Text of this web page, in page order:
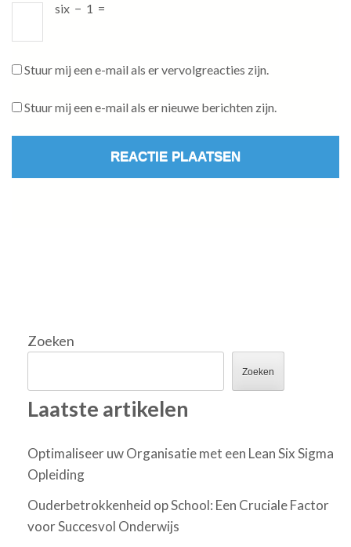
six − 1 =
Stuur mij een e-mail als er vervolgreacties zijn.
Stuur mij een e-mail als er nieuwe berichten zijn.
Zoeken
Zoeken
Laatste artikelen
Optimaliseer uw Organisatie met een Lean Six Sigma
Opleiding
Ouderbetrokkenheid op School: Een Cruciale Factor
voor Succesvol Onderwijs